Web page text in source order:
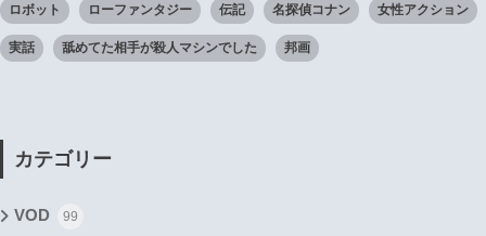
ロボット ローファンタジー 伝記 名探偵コナン 女性アクション
実話 舐めてた相手が殺人マシンでした 邦画
カテゴリー
VOD 99